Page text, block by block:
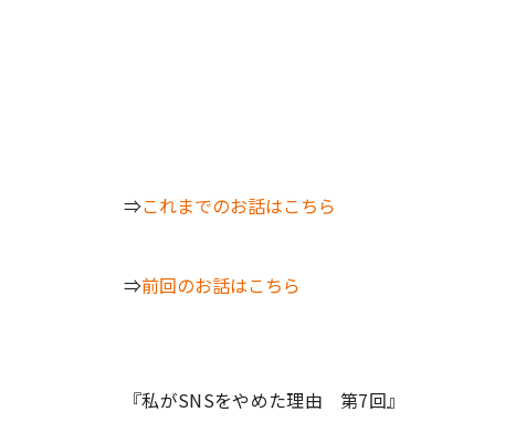
⇒これまでのお話はこちら
⇒前回のお話はこちら
『私がSNSをやめた理由 第7回』